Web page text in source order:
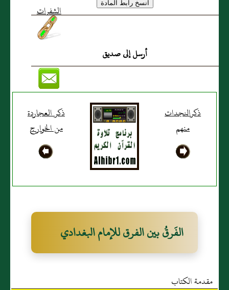
أرسل إلى صديق
ذكرالنجدات
منهم
ذكر العجاردة
من الخوارج
الفَرقُ بين الفرق للإمام البغدادي
مقدمة الكتاب